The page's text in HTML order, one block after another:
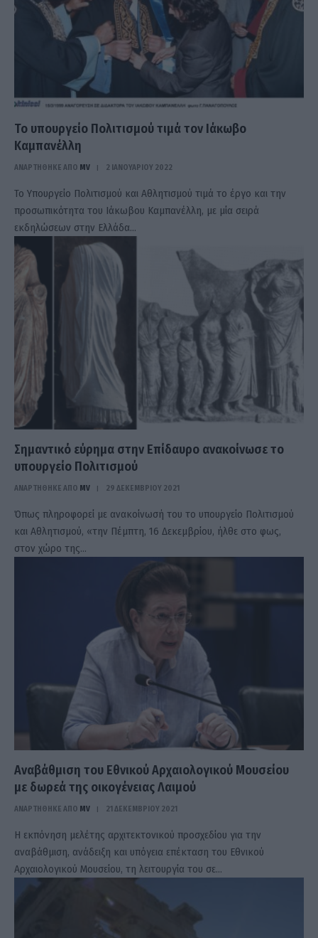
Το υπουργείο Πολιτισμού τιμά τον Ιάκωβο
Καμπανέλλη
ΑΝΑΡΤΗΘΗΚΕ ΑΠΟ MV 2 ΙΑΝΟΥΑΡΊΟΥ 2022
Το Υπουργείο Πολιτισμού και Αθλητισμού τιμά το έργο και την
προσωπικότητα του Ιάκωβου Καμπανέλλη, με μία σειρά
εκδηλώσεων στην Ελλάδα…
Σημαντικό εύρημα στην Επίδαυρο ανακοίνωσε το
υπουργείο Πολιτισμού
ΑΝΑΡΤΗΘΗΚΕ ΑΠΟ MV 29 ΔΕΚΕΜΒΡΊΟΥ 2021
Όπως πληροφορεί με ανακοίνωσή του το υπουργείο Πολιτισμού
και Αθλητισμού, «την Πέμπτη, 16 Δεκεμβρίου, ήλθε στο φως,
στον χώρο της…
Αναβάθμιση του Εθνικού Αρχαιολογικού Μουσείου
με δωρεά της οικογένειας Λαιμού
ΑΝΑΡΤΗΘΗΚΕ ΑΠΟ MV 21 ΔΕΚΕΜΒΡΊΟΥ 2021
Η εκπόνηση μελέτης αρχιτεκτονικού προσχεδίου για την
αναβάθμιση, ανάδειξη και υπόγεια επέκταση του Εθνικού
Αρχαιολογικού Μουσείου, τη λειτουργία του σε…